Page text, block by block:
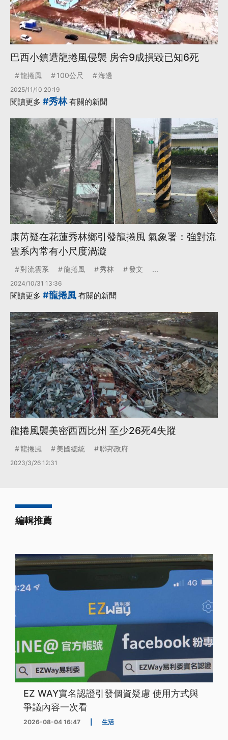
巴西小鎮遭龍捲風侵襲 房舍9成損毀已知6死
龍捲風 100公尺 海邊
2025/11/10 20:19
閱讀更多 #秀林有關的新聞
康芮疑在花蓮秀林鄉引發龍捲風 氣象署：強對流
雲系內常有小尺度渦漩
對流雲系 龍捲風 秀林 發文 ...
2024/10/31 13:36
閱讀更多 #龍捲風 有關的新聞
龍捲風襲美密西西比州 至少26死4失蹤
龍捲風 美國總統 聯邦政府
2023/3/26 12:31
編輯推薦
EZ WAY實名認證引發個資疑慮 使用方式與
爭議內容一次看
2026-08-04 16:47 生活